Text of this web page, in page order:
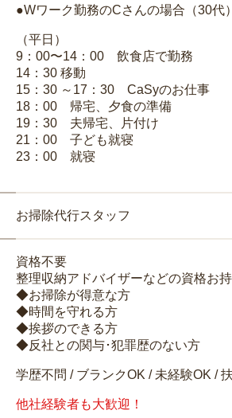
●Wワーク勤務のCさんの場合（30代）
（平日）
9：00〜14：00 飲食店で勤務
14：30 移動
15：30 ～17：30 CaSyのお仕事
18：00 帰宅、夕食の準備
19：30 夫帰宅、片付け
21：00 子ども就寝
23：00 就寝
お掃除代行スタッフ
資格不要
整理収納アドバイザーなどの資格お
◆お掃除が得意な方
◆時間を守れる方
◆挨拶のできる方
◆反社との関与･犯罪歴のない方
学歴不問 / ブランクOK / 未経験OK /
他社経験者も大歓迎！